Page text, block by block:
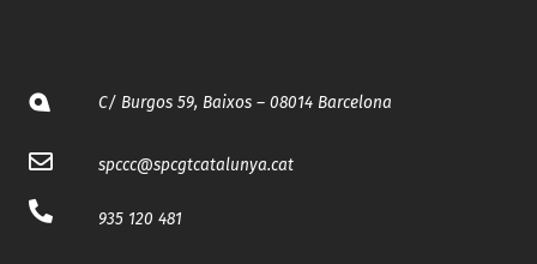
C/ Burgos 59, Baixos – 08014 Barcelona
spccc@spcgtcatalunya.cat
935 120 481